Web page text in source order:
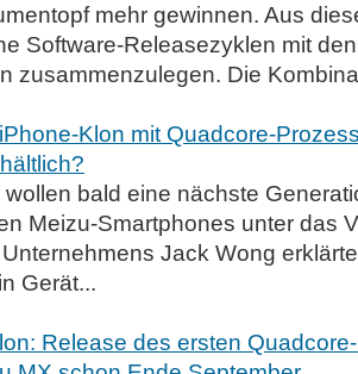
mehr gewinnen. Aus
Software-Releasezyklen mit
zusammenzulegen. Die
Klon mit Quadcore-
bald eine nächste
Meizu-Smartphones unter das
Jack Wong
Gerät...
Release des ersten